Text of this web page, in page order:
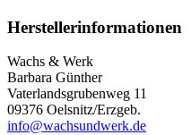
Herstellerinformationen
Wachs & Werk
Barbara Günther
Vaterlandsgrubenweg 11
09376 Oelsnitz/Erzgeb.
info@wachsundwerk.de